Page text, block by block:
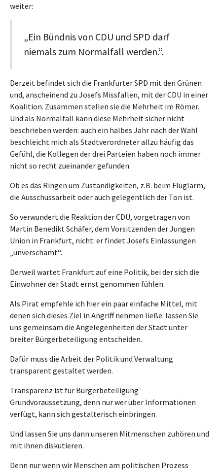
weiter:
„Ein Bündnis von CDU und SPD darf
niemals zum Normalfall werden.“.
Derzeit befindet sich die Frankfurter SPD mit den Grünen
und, anscheinend zu Josefs Missfallen, mit der CDU in einer
Koalition. Zusammen stellen sie die Mehrheit im Römer.
Und als Normalfall kann diese Mehrheit sicher nicht
beschrieben werden: auch ein halbes Jahr nach der Wahl
beschleicht mich als Stadtverordneter allzu häufig das
Gefühl, die Kollegen der drei Parteien haben noch immer
nicht so recht zueinander gefunden.
Ob es das Ringen um Zuständigkeiten, z.B. beim Fluglärm,
die Ausschussarbeit oder auch gelegentlich der Ton ist.
So verwundert die Reaktion der CDU, vorgetragen von
Martin Benedikt Schäfer, dem Vorsitzenden der Jungen
Union in Frankfurt, nicht: er findet Josefs Einlassungen
„unverschämt“.
Derweil wartet Frankfurt auf eine Politik, bei der sich die
Einwohner der Stadt ernst genommen fühlen.
Als Pirat empfehle ich hier ein paar einfache Mittel, mit
denen sich dieses Ziel in Angriff nehmen ließe: lassen Sie
uns gemeinsam die Angelegenheiten der Stadt unter
breiter Bürgerbeteiligung entscheiden.
Dafür muss die Arbeit der Politik und Verwaltung
transparent gestaltet werden.
Transparenz ist für Bürgerbeteiligung
Grundvoraussetzung, denn nur wer über Informationen
verfügt, kann sich gestalterisch einbringen.
Und lassen Sie uns dann unseren Mitmenschen zuhören und
mit ihnen diskutieren.
Denn nur wenn wir Menschen am politischen Prozess